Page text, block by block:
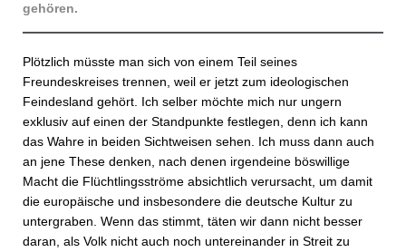
gehören.
Plötzlich müsste man sich von einem Teil seines
Freundeskreises trennen, weil er jetzt zum ideologischen
Feindesland gehört. Ich selber möchte mich nur ungern
exklusiv auf einen der Standpunkte festlegen, denn ich kann
das Wahre in beiden Sichtweisen sehen. Ich muss dann auch
an jene These denken, nach denen irgendeine böswillige
Macht die Flüchtlingsströme absichtlich verursacht, um damit
die europäische und insbesondere die deutsche Kultur zu
untergraben. Wenn das stimmt, täten wir dann nicht besser
daran, als Volk nicht auch noch untereinander in Streit zu